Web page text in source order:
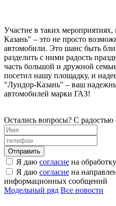
Участие в таких
Казань" – это не просто
автомобили. Это шанс быть
разделить с ними радость
часть большой и дружной
посетил нашу площадку, и
"Луидор-Казань" – ваш
автомобилей марки ГАЗ!
Остались вопросы? С радостью
Я даю согласие на
Я даю согласие на
информационных сообщений
Модельный ряд Все новости